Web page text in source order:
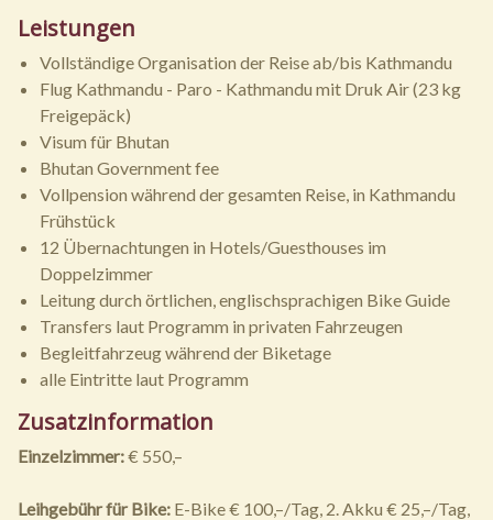
Leistungen
Vollständige Organisation der Reise ab/bis Kathmandu
Flug Kathmandu - Paro - Kathmandu mit Druk Air (23 kg
Freigepäck)
Visum für Bhutan
Bhutan Government fee
Vollpension während der gesamten Reise, in Kathmandu
Frühstück
12 Übernachtungen in Hotels/Guesthouses im
Doppelzimmer
Leitung durch örtlichen, englischsprachigen Bike Guide
Transfers laut Programm in privaten Fahrzeugen
Begleitfahrzeug während der Biketage
alle Eintritte laut Programm
Zusatzinformation
Einzelzimmer:€ 550,–
Leihgebühr für Bike: E-Bike € 100,–/Tag, 2. Akku € 25,–/Tag,